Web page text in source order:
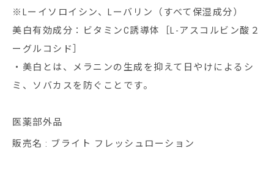
※Lーイソロイシン、Lーバリン（すべて保湿成分）
美白有効成分：ビタミンC誘導体［L-アスコルビン酸２
ーグルコシド］
・美白とは、メラニンの生成を抑えて日やけによるシ
ミ、ソバカスを防ぐことです。
医薬部外品
販売名 : ブライト フレッシュローション